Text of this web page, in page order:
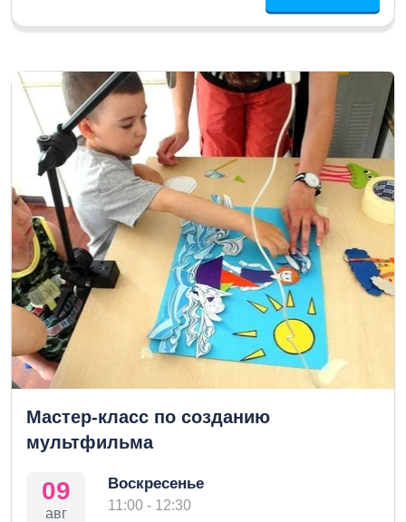
Мастер-класс по созданию
мультфильма
09
авг
Воскресенье
11:00 - 12:30